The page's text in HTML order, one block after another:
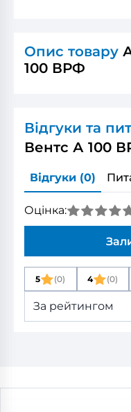
Опис товару
100 ВРФ
Відгуки та
Вентс А 100
Відгуки (0)
Оцінка:
5 (0) 4 (0)
За рейтингом